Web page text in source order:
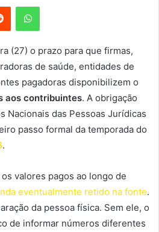
Reddit WhatsApp
(27) o prazo para que firmas,
de saúde, entidades de
pagadoras disponibilizem o
aos contribuintes. A obrigação
Nacionais das Pessoas Jurídicas
passo formal da temporada do
.
valores pagos ao longo de
eventualmente retido na fonte.
da pessoa física. Sem ele, o
de informar números diferentes